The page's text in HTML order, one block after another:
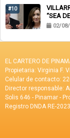
#10
“SEA
02/
EL CARTERO DE
Propietaria: Virginia F.
Celular de contacto:
Director responsable:
Solis 646 - Pinamar -
Registro DNDA RE-